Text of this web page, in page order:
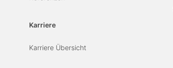
Karriere
Karriere Übersicht